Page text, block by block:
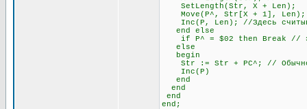
SetLength(Str, X +
Move(P^, Str[X + 1],
Inc(P, Len); //Здесь
end else
if P^ = $02 then Break // это
else
begin
Str := Str + PC^; // Обычное
Inc(P)
end
end
end
end;